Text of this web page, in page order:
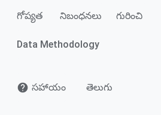
గోప్యత నిబంధనలు గురించి
Data Methodology
సహాయం